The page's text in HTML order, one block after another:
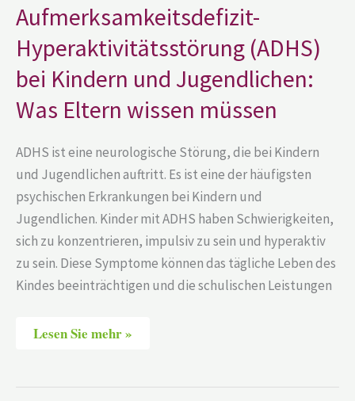
Aufmerksamkeitsdefizit-
Hyperaktivitätsstörung (ADHS)
bei Kindern und Jugendlichen:
Was Eltern wissen müssen
ADHS ist eine neurologische Störung, die bei Kindern
und Jugendlichen auftritt. Es ist eine der häufigsten
psychischen Erkrankungen bei Kindern und
Jugendlichen. Kinder mit ADHS haben Schwierigkeiten,
sich zu konzentrieren, impulsiv zu sein und hyperaktiv
zu sein. Diese Symptome können das tägliche Leben des
Kindes beeinträchtigen und die schulischen Leistungen
Was
Eltern
wissen
müssen
Lesen Sie mehr »